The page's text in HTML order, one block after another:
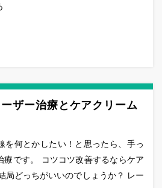
ザー治療とケアクリーム
を何とかしたい！と思ったら、手っ
療です。 コツコツ改善するならケア
局どっちがいいのでしょうか？ レー